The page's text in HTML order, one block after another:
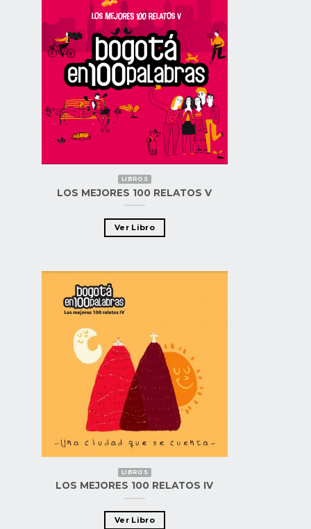
LIBROS
LOS MEJORES 100 RELATOS V
Ver Libro
LIBROS
LOS MEJORES 100 RELATOS IV
Ver Libro